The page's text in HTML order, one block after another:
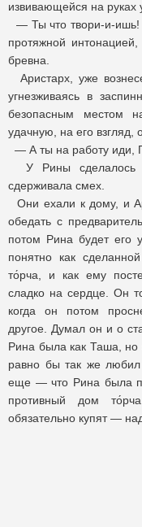
извивающейся на руках
— Ты что твори-и-
протяжной
бревна.
Аристарх, уже
угнезживаясь в
безопасным местом
удачную, на его взгляд,
— А ты на работу иди,
У Рины сделалось
сдерживала смех.
Они ехали к дому, и
обедать с
потом Рина будет его
понятно как
то́рча, и как ему
сладко на сердце. Он
когда он потом
другое. Думал он и о
Рина была как Таша, но
равно бы так же
еще — что Рина была
противный дом
обязательно купят —